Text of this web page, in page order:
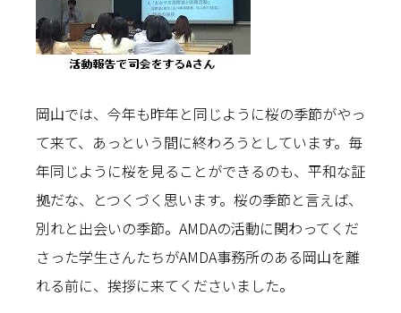
岡山では、今年も昨年と同じように桜の季節がやっ
て来て、あっという間に終わろうとしています。毎
年同じように桜を見ることができるのも、平和な証
拠だな、とつくづく思います。桜の季節と言えば、
別れと出会いの季節。AMDAの活動に関わってくだ
さった学生さんたちがAMDA事務所のある岡山を離
れる前に、挨拶に来てくださいました。